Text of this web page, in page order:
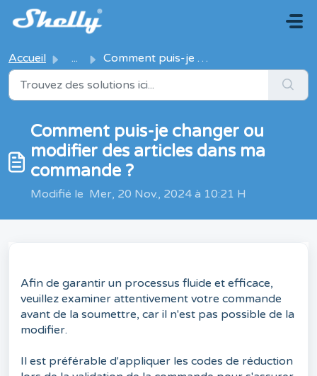
Passer au contenu principal
Accueil ... Comment puis-je changer ou modifier des articles dans ma ...
Comment puis-je changer ou
modifier des articles dans ma
commande ?
Modifié le Mer, 20 Nov., 2024 à 10:21 H
Afin de garantir un processus fluide et efficace,
veuillez examiner attentivement votre commande
avant de la soumettre, car il n'est pas possible de la
modifier.
Il est préférable d'appliquer les codes de réduction